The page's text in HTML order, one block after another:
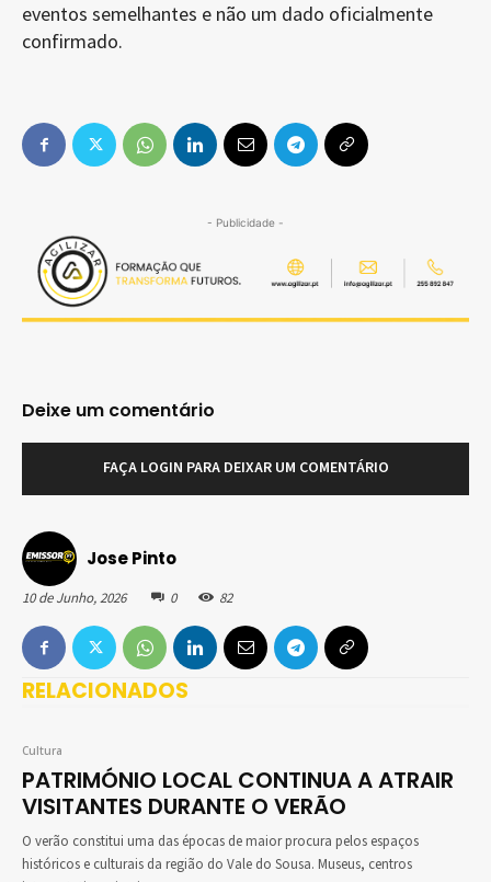
Jose Pinto
10 de Junho, 2026 0 82
RELACIONADOS
Cultura
PATRIMÓNIO LOCAL CONTINUA A ATRAIR
VISITANTES DURANTE O VERÃO
O verão constitui uma das épocas de maior procura pelos espaços
históricos e culturais da região do Vale do Sousa. Museus, centros
eventos semelhantes e não um dado oficialmente
confirmado.
- Publicidade -
Deixe um comentário
FAÇA LOGIN PARA DEIXAR UM COMENTÁRIO